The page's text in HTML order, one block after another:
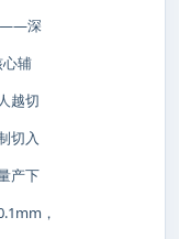
——深
辅
越切
切入
产下
，